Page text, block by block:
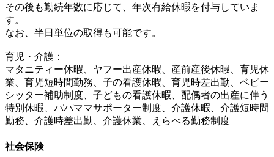
その後も勤続年数に応じて、年次有給休暇を付与していま
す。
なお、半日単位の取得も可能です。
育児・介護：
マタニティー休暇、ヤフー出産休暇、産前産後休暇、育児休
業、育児短時間勤務、子の看護休暇、育児時差出勤、ベビー
シッター補助制度、子どもの看護休暇、配偶者の出産に伴う
特別休暇、パパママサポーター制度、介護休暇、介護短時間
勤務、介護時差出勤、介護休業、えらべる勤務制度
社会保険